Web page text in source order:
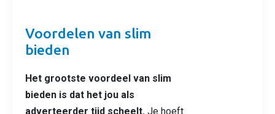
Voordelen van slim
bieden
Het grootste voordeel van slim
bieden is dat het jou als
adverteerder tijd scheelt. Je hoeft